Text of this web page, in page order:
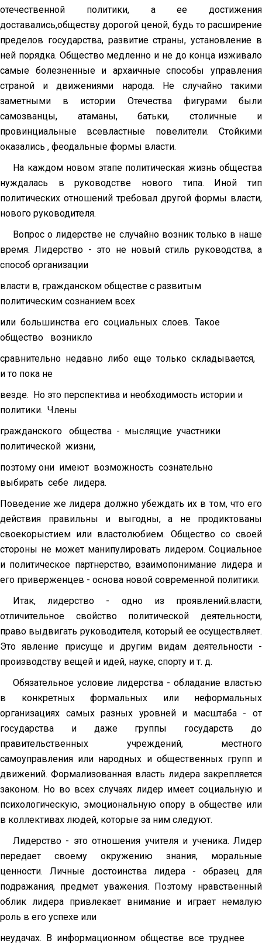
отечественной политики, а ее достижения
доставались,обществу дорогой ценой, будь то расширение
пределов государства, развитие страны, установление в
ней порядка. Общество медленно и не до конца изживало
самые болезненные и архаичные способы управления
страной и движениями народа. Не случайно такими
заметными в истории Отечества фигурами были
самозванцы, атаманы, батьки, столичные и
провинциальные всевластные повелители. Стойкими
оказались , феодальные формы власти.
На каждом новом этапе политическая жизнь общества
нуждалась в руководстве нового типа. Иной тип
политических отношений требовал другой формы власти,
нового руководителя.
Вопрос о лидерстве не случайно возник только в наше
время. Лидерство - это не новый стиль руководства, а
способ организации
власти в, гражданском обществе с развитым
политическим сознанием всех
или большинства его социальных слоев. Такое
общество возникло
сравнительно недавно либо еще только складывается,
и то пока не
везде. Но это перспектива и необходимость истории и
политики. Члены
гражданского общества - мыслящие участники
политической жизни,
поэтому они имеют возможность сознательно
выбирать себе лидера.
Поведение же лидера должно убеждать их в том, что его
действия правильны и выгодны, а не продиктованы
своекорыстием или властолюбием. Общество со своей
стороны не может манипулировать лидером. Социальное
и политическое партнерство, взаимопонимание лидера и
его приверженцев - основа новой современной политики.
Итак, лидерство - одно из проявлений.власти,
отличительное свойство политической деятельности,
право выдвигать руководителя, который ее осуществляет.
Это явление присуще и другим видам деятельности -
производству вещей и идей, науке, спорту и т. д.
Обязательное условие лидерства - обладание властью
в конкретных формальных или неформальных
организациях самых разных уровней и масштаба - от
государства и даже группы государств до
правительствен­ных учреждений, местного
самоуправления или народных и общественных групп и
движений. Формализованная власть лидера закрепляется
законом. Но во всех случаях лидер имеет социальную и
психологическую, эмоцио­нальную опору в обществе или
в коллективах людей, которые за ним сле­дуют.
Лидерство - это отношения учителя и ученика. Лидер
передает своему окружению знания, моральные
ценности. Личные достоинства лидера - образец для
подражания, предмет уважения. Поэтому нравственный
облик лидера привлекает внимание и играет немалую
роль в его успехе или
неудачах. В информационном обществе все труднее